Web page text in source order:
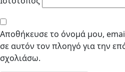
Αποθήκευσε το όνομά μου,
σε αυτόν τον πλοηγό για την
σχολιάσω.